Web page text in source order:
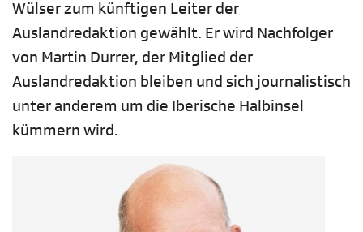
Wülser zum künftigen Leiter der
Auslandredaktion gewählt. Er wird Nachfolger
von Martin Durrer, der Mitglied der
Auslandredaktion bleiben und sich journalistisch
unter anderem um die Iberische Halbinsel
kümmern wird.